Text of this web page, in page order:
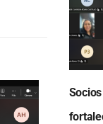
Socios